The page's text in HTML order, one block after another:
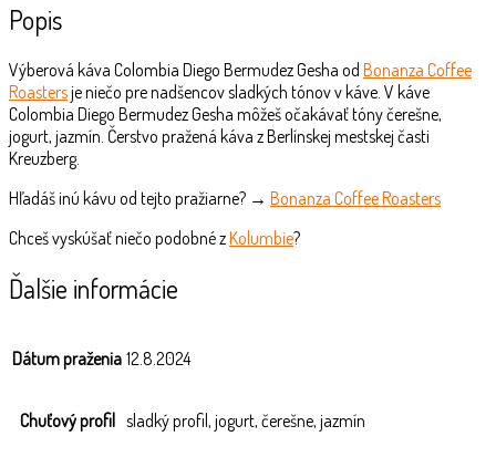
Popis
Výberová káva Colombia Diego Bermudez Gesha od Bonanza Coffee
Roastersje niečo pre nadšencov sladkých tónov v káve. V káve
Colombia Diego Bermudez Gesha môžeš očakávať tóny čerešne,
jogurt, jazmín. Čerstvo pražená káva z Berlínskej mestskej časti
Kreuzberg.
Hľadáš inú kávu od tejto pražiarne? → Bonanza Coffee Roasters
Chceš vyskúšať niečo podobné zKolumbie?
Ďalšie informácie
Dátum praženia 12.8.2024
Chuťový profil sladký profil, jogurt, čerešne, jazmín